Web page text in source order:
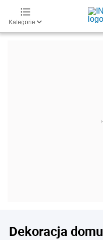
Kategorie
Dekoracja domu